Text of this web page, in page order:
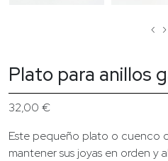
‹ ›
Plato para anillos
32,00 €
Este pequeño plato o cuenco
mantener sus joyas en orden y